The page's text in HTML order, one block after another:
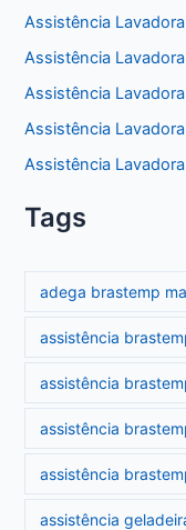
Assistência
Assistência
Assistência
Assistência
Assistência
Tags
adega brastemp
assistência
assistência
assistência
assistência
assistência